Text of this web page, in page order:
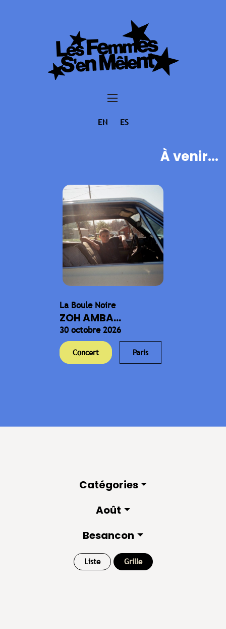
EN ES
À venir...
La Boule Noire
ZOH AMBA...
30 octobre 2026
Concert Paris
Catégories
Août
Besancon
Liste Grille